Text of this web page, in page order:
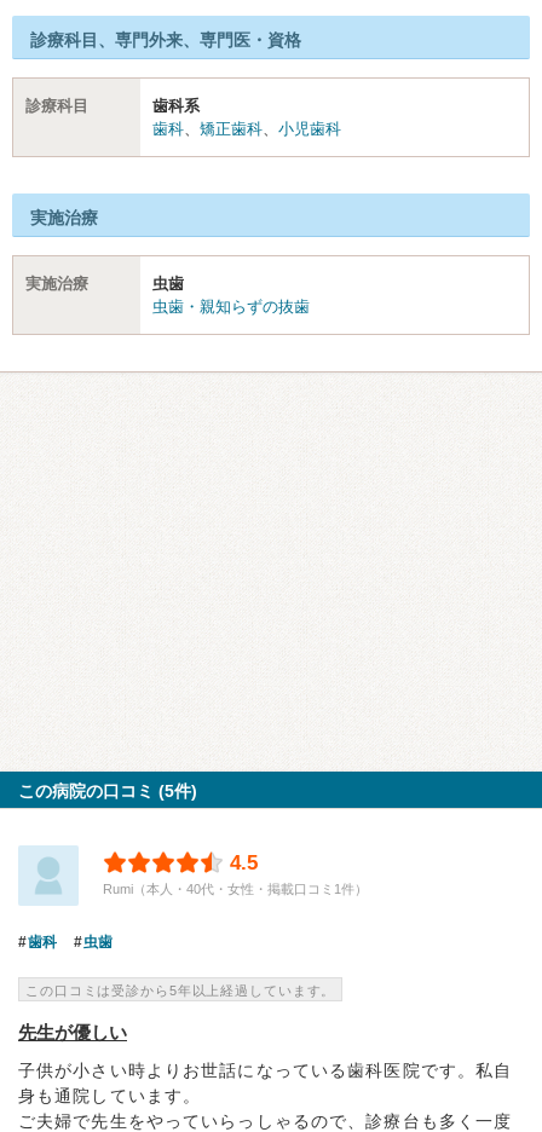
診療科目、専門外来、専門医・資格
診療科目
歯科系
歯科
矯正歯科 小児歯科
実施治療
実施治療
虫歯
虫歯・親知らずの抜歯
この病院の口コミ (5件)
4.5
Rumi（本人・40代・女性・掲載口コミ1件）
歯科 虫歯
この口コミは受診から5年以上経過しています。
先生が優しい
子供が小さい時よりお世話になっている歯科医院です。私自
身も通院しています。
ご夫婦で先生をやっていらっしゃるので、診療台も多く一度